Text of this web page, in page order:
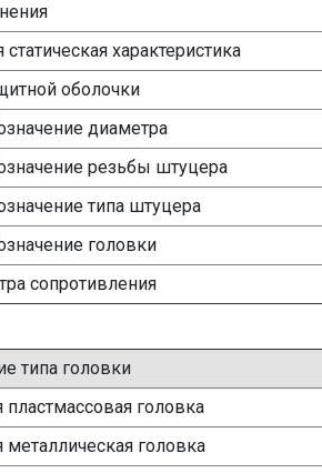
характеристика
оболочки
диаметра
резьбы штуцера
типа штуцера
головки
сопротивления
типа головки
пластмассовая головка
металлическая головка